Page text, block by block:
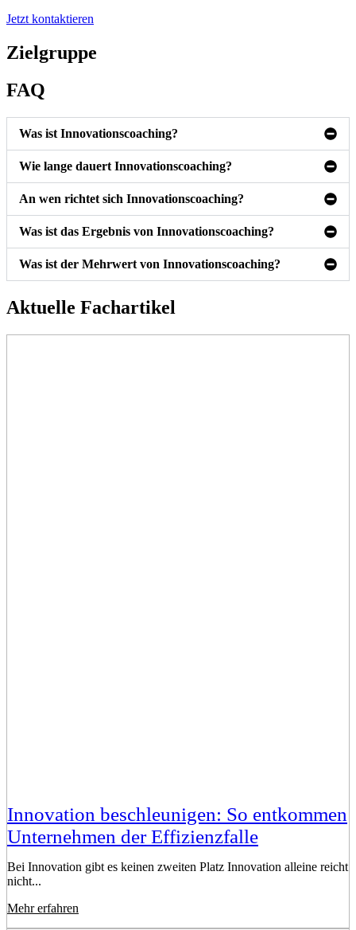
Jetzt kontaktieren
Zielgruppe
FAQ
Was ist Innovationscoaching?
Wie lange dauert Innovationscoaching?
An wen richtet sich Innovationscoaching?
Was ist das Ergebnis von Innovationscoaching?
Was ist der Mehrwert von Innovationscoaching?
Aktuelle Fachartikel
Innovation beschleunigen: So entkommen
Unternehmen der Effizienzfalle
Bei Innovation gibt es keinen zweiten Platz Innovation alleine reicht
nicht...
Mehr erfahren